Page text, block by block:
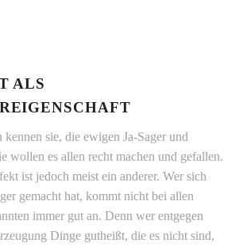
ALS
sie, die ewigen Ja-Sager und
wollen es allen recht machen und gefallen.
ist jedoch meist ein anderer. Wer sich
gemacht hat, kommt nicht bei allen
immer gut an. Denn wer entgegen
Dinge gutheißt, die es nicht sind,